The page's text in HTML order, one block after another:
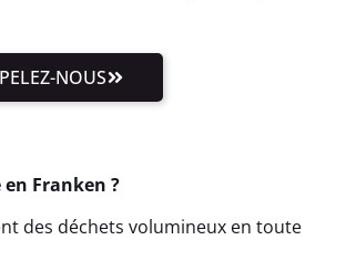
NOUS
Franken ?
des déchets volumineux en toute